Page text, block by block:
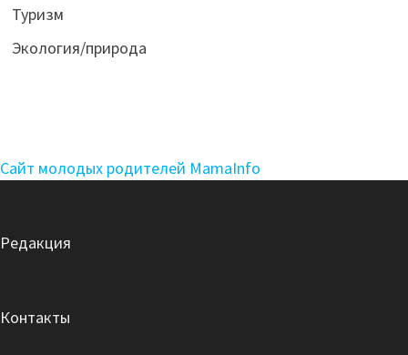
Туризм
Экология/природа
Сайт молодых родителей MamaInfo
Редакция
Контакты